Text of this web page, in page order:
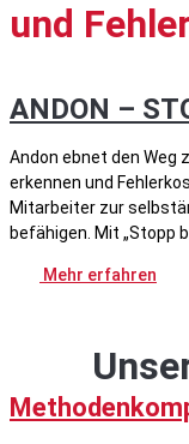
und
ANDON –
Andon ebnet den Weg
erkennen und
Mitarbeiter zur
befähigen. Mit „Stopp
Mehr erfahren